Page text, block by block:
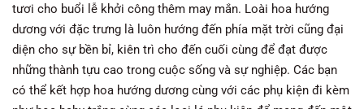
tươi cho buổi lễ khởi công thêm may mắn. Loài hoa hướng
dương với đặc trưng là luôn hướng đến phía mặt trời cũng đại
diện cho sự bền bỉ, kiên trì cho đến cuối cùng để đạt được
những thành tựu cao trong cuộc sống và sự nghiệp. Các bạn
có thể kết hợp hoa hướng dương cùng với các phụ kiện đi kèm